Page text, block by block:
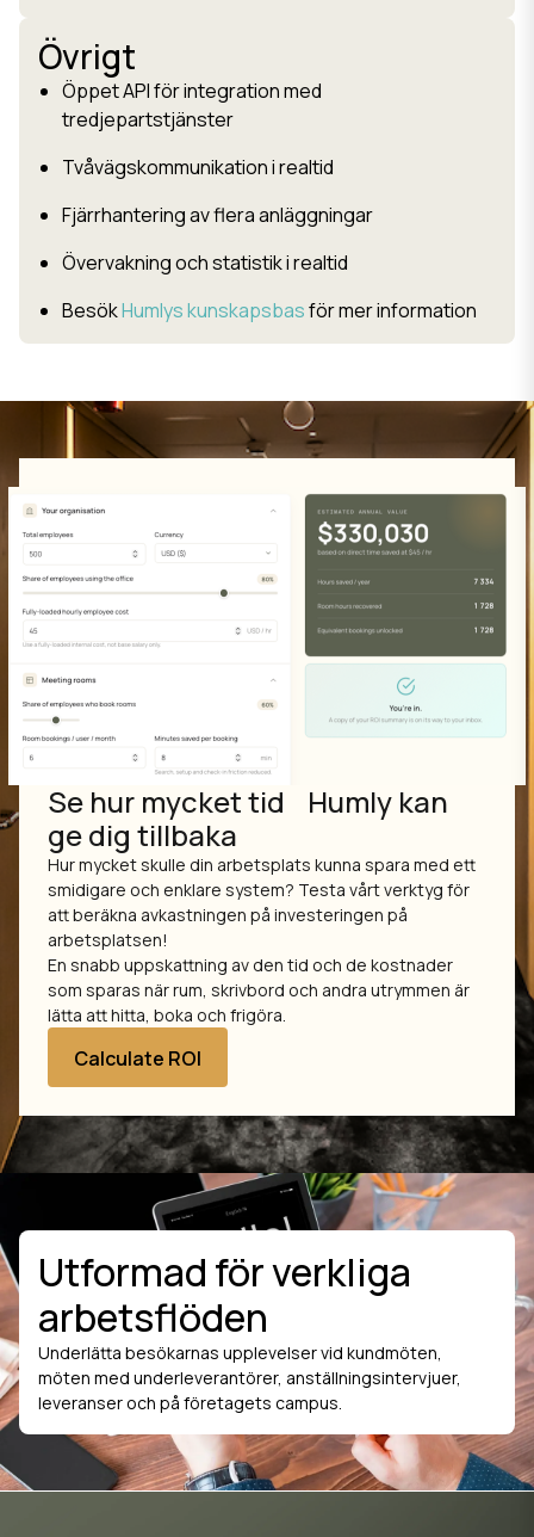
Övrigt
Öppet API för integration med
tredjepartstjänster
Tvåvägskommunikation i realtid
Fjärrhantering av flera anläggningar
Övervakning och statistik i realtid
BesökHumlys kunskapsbasför mer information
Se hur mycket tid Humly kan
ge dig tillbaka
Hur mycket skulle din arbetsplats kunna spara med ett
smidigare och enklare system? Testa vårt verktyg för
att beräkna avkastningen på investeringen på
arbetsplatsen!
En snabb uppskattning av den tid och de kostnader
som sparas när rum, skrivbord och andra utrymmen är
lätta att hitta, boka och frigöra.
Calculate ROI
Utformad för verkliga
arbetsflöden
Underlätta besökarnas upplevelser vid kundmöten,
möten med underleverantörer, anställningsintervjuer,
leveranser och på företagets campus.